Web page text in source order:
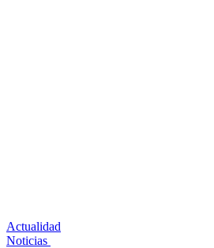
Actualidad
Noticias